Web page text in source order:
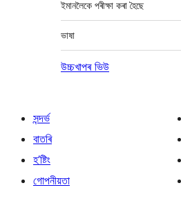
ইমানলৈকে পৰীক্ষা কৰা হৈছে
ভাষা
উচ্চখাপৰ ভিউ
সন্দৰ্ভ
বাতৰি
হ’ষ্টিং
গোপনীয়তা